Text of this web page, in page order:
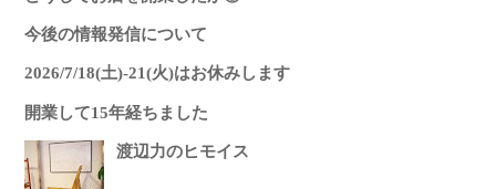
今後の情報発信について
2026/7/18(土)-21(火)はお休みします
開業して15年経ちました
渡辺力のヒモイス